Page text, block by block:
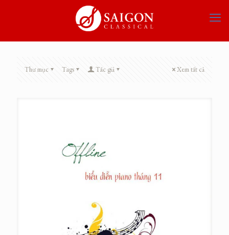
Thư mục Tags Tác giả Xem tất cả